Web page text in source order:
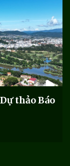
thảo Báo